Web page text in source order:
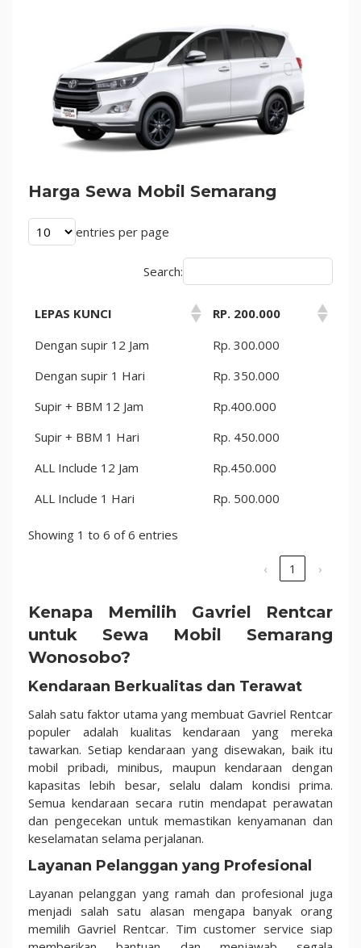
Harga Sewa Mobil Semarang
entries per page
Search:
LEPAS KUNCI
RP. 200.000
Dengan supir 12 Jam
Rp. 300.000
Dengan supir 1 Hari
Rp. 350.000
Supir + BBM 12 Jam
Rp.400.000
Supir + BBM 1 Hari
Rp. 450.000
ALL Include 12 Jam
Rp.450.000
ALL Include 1 Hari
Rp. 500.000
Showing 1 to 6 of 6 entries
‹ 1 ›
Kenapa Memilih Gavriel Rentcar
untuk Sewa Mobil Semarang
Wonosobo?
Kendaraan Berkualitas dan Terawat
Salah satu faktor utama yang membuat Gavriel Rentcar
populer adalah kualitas kendaraan yang mereka
tawarkan. Setiap kendaraan yang disewakan, baik itu
mobil pribadi, minibus, maupun kendaraan dengan
kapasitas lebih besar, selalu dalam kondisi prima.
Semua kendaraan secara rutin mendapat perawatan
dan pengecekan untuk memastikan kenyamanan dan
keselamatan selama perjalanan.
Layanan Pelanggan yang Profesional
Layanan pelanggan yang ramah dan profesional juga
menjadi salah satu alasan mengapa banyak orang
memilih Gavriel Rentcar. Tim customer service siap